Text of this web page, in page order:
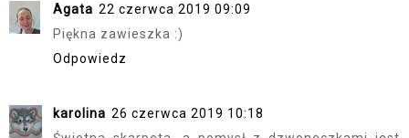
Agata 22 czerwca 2019 09:09
Piękna zawieszka :)
Odpowiedz
karolina 26 czerwca 2019 10:18